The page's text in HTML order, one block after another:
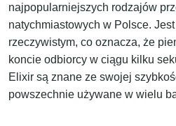
najpopularniejszych rodzajów
natychmiastowych w Polsce.
rzeczywistym, co oznacza, że
koncie odbiorcy w ciągu kilku
Elixir są znane ze swojej
powszechnie używane w wielu